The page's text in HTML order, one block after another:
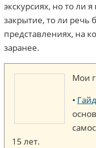
экскурсиях, но то ли
закрытие, то ли речь
представлениях, на
заранее.
Мои
•
15 лет.